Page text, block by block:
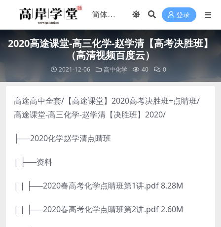
登录
2020高途课堂-高三化学-赵学清【高考决胜班】
（高清视频百度云）
2021-12-06 高中化学 40 0
高途高中全套/【高途课堂】2020高考决胜班+点睛班/
高途课堂-高三化学-赵学清【决胜班】2020/
├──2020化学赵学清点睛班
| ├──资料
| | ├──2020春高考化学点睛班第1讲.pdf 8.28M
| | ├──2020春高考化学点睛班第2讲.pdf 2.60M